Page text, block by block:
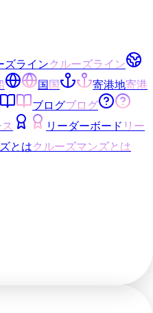
ズラインクルーズライン
国 国 寄港地寄港
ブログブログ
リーダーボード リー
とはクルーズマンズとは